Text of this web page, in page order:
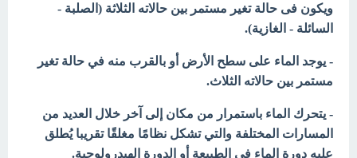
ويكون فى حالة تغير مستمر بين حالاته الثلاثة (الصلبة -
السائلة - الغازية).
- يوجد الماء على سطح الأرض أو بالقرب منه في حالة تغير
مستمر بين حالاته الثلاث.
- يتحرك الماء باستمرار من مكان إلى آخر خلال العديد من
المسارات المختلفة والتي تشكل نظامًا مغلقًا تقريبا يُطلق
عليه دورة الماء في الطبيعة أو الدورة الهيدرولوجبة.